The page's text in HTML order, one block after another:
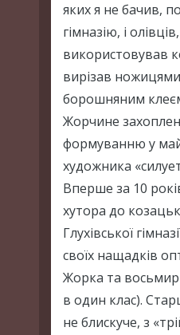
яких я не бачив,
гімназію, і
використовував
вирізав ножицями
борошняним
Жорчине
формуванню у
художника
Вперше за 10
хутора до
Глухівської
своїх нащадків
Жорка та
в один клас).
не блискуче, з